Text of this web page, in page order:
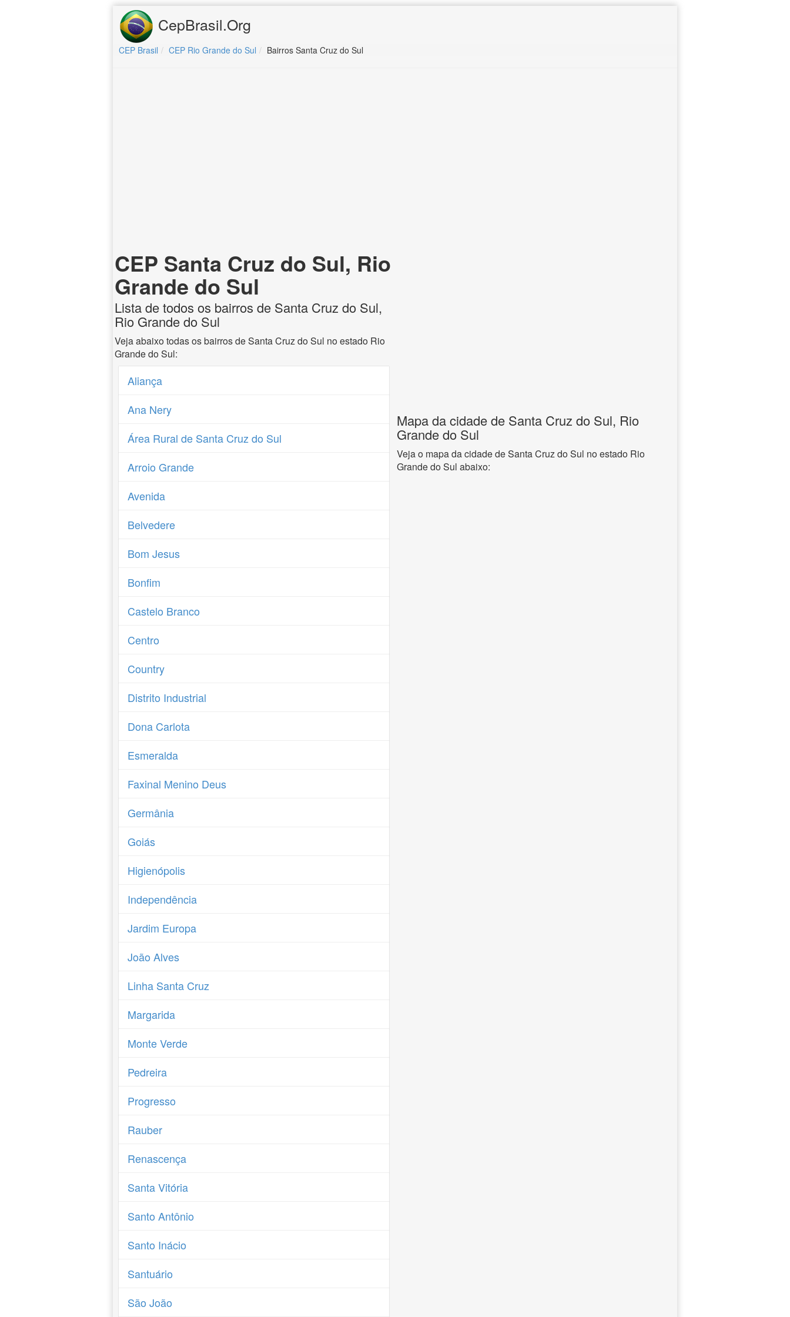
CepBrasil.Org
CEP Brasil CEP Rio Grande do Sul Bairros Santa Cruz do Sul
CEP Santa Cruz do Sul, Rio
Grande do Sul
Lista de todos os bairros de Santa Cruz do Sul,
Rio Grande do Sul
Veja abaixo todas os bairros de Santa Cruz do Sul no estado Rio
Grande do Sul:
Aliança
Ana Nery
Área Rural de Santa Cruz do Sul
Arroio Grande
Avenida
Belvedere
Bom Jesus
Bonfim
Castelo Branco
Centro
Country
Distrito Industrial
Dona Carlota
Esmeralda
Faxinal Menino Deus
Germânia
Goiás
Higienópolis
Independência
Jardim Europa
João Alves
Linha Santa Cruz
Margarida
Monte Verde
Pedreira
Progresso
Rauber
Renascença
Santa Vitória
Santo Antônio
Santo Inácio
Santuário
São João
Mapa da cidade de Santa Cruz do Sul, Rio
Grande do Sul
Veja o mapa da cidade de Santa Cruz do Sul no estado Rio
Grande do Sul abaixo: